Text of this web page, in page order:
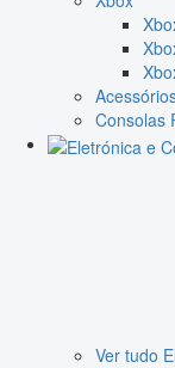
Consolas
Ver tudo